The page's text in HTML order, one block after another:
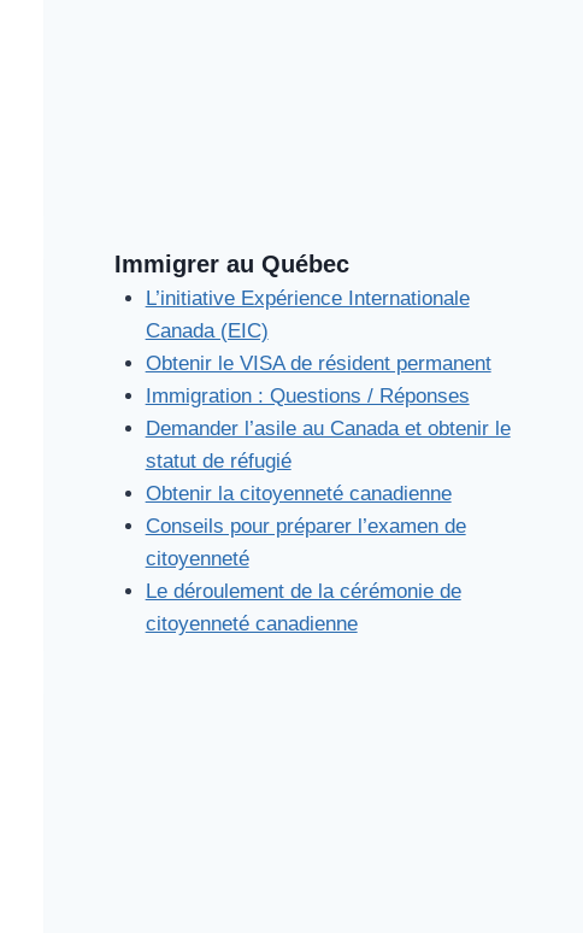
Immigrer au Québec
L’initiative Expérience Internationale
Canada (EIC)
Obtenir le VISA de résident permanent
Immigration : Questions / Réponses
Demander l’asile au Canada et obtenir le
statut de réfugié
Obtenir la citoyenneté canadienne
Conseils pour préparer l’examen de
citoyenneté
Le déroulement de la cérémonie de
citoyenneté canadienne